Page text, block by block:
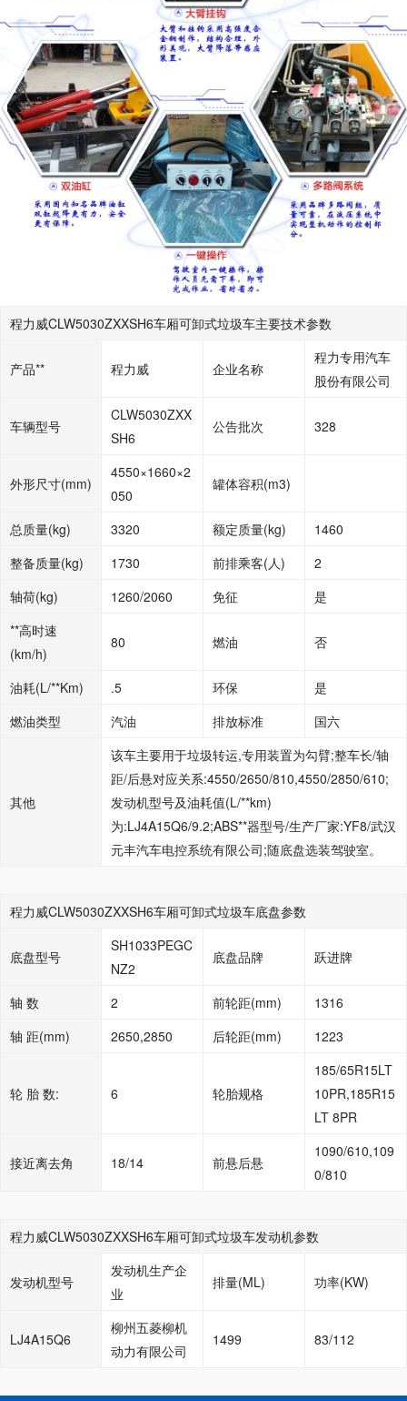
程力威CLW5030ZXXSH6车厢可卸式垃圾车主要技术参数
产品** 程力威 企业名称
程力专用汽车
股份有限公司
车辆型号
CLW5030ZXX
SH6
公告批次 328
外形尺寸(mm)
4550×1660×2
050
罐体容积(m3)
总质量(kg) 3320 额定质量(kg)
1460
整备质量(kg)
1730 前排乘客(人)
2
轴荷(kg)
1260/2060 免征
是
**高时速
(km/h)
80 燃油 否
油耗(L/**Km) .5 环保
是
燃油类型
汽油 排放标准 国六
其他
该车主要用于垃圾转运,专用装置为勾臂;整车长/轴
距/后悬对应关系:4550/2650/810,4550/2850/610;
发动机型号及油耗值(L/**km)
为:LJ4A15Q6/9.2;ABS**器型号/生产厂家:YF8/武汉
元丰汽车电控系统有限公司;随底盘选装驾驶室。
程力威CLW5030ZXXSH6车厢可卸式垃圾车底盘参数
底盘型号
SH1033PEGC
NZ2
底盘品牌 跃进牌
轴 数 2 前轮距(mm)
1316
轴 距(mm)
2650,2850 后轮距(mm) 1223
轮 胎 数: 6 轮胎规格
185/65R15LT
10PR,185R15
LT 8PR
接近离去角 18/14 前悬后悬
1090/610,109
0/810
程力威CLW5030ZXXSH6车厢可卸式垃圾车发动机参数
发动机型号
发动机生产企
业
排量(ML) 功率(KW)
LJ4A15Q6
柳州五菱柳机
动力有限公司
1499 83/112